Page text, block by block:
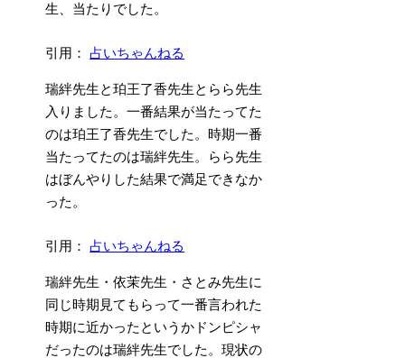
生、当たりでした。
引用：占いちゃんねる
瑞絆先生と珀王了香先生とらら先生
入りました。一番結果が当たってた
のは珀王了香先生でした。時期一番
当たってたのは瑞絆先生。らら先生
はぼんやりした結果で満足できなか
った。
引用：占いちゃんねる
瑞絆先生・依茉先生・さとみ先生に
同じ時期見てもらって一番言われた
時期に近かったというかドンピシャ
だったのは瑞絆先生でした。現状の